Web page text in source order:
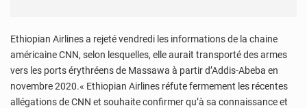
Ethiopian Airlines a rejeté vendredi les informations de la chaine
américaine CNN, selon lesquelles, elle aurait transporté des armes
vers les ports érythréens de Massawa à partir d’Addis-Abeba en
novembre 2020.« Ethiopian Airlines réfute fermement les récentes
allégations de CNN et souhaite confirmer qu’à sa connaissance et